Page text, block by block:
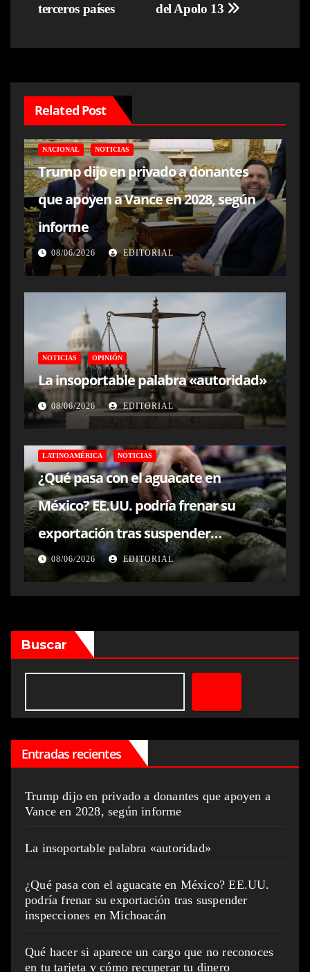
del Apolo 13
terceros países
Related Post
NACIONAL NOTICIAS
Trump dijo en privado a donantes
que apoyen a Vance en 2028, según
informe
08/06/2026 EDITORIAL
NOTICIAS OPINIÓN
La insoportable palabra «autoridad»
08/06/2026 EDITORIAL
LATINOAMÉRICA NOTICIAS
¿Qué pasa con el aguacate en
México? EE.UU. podría frenar su
exportación tras suspender
inspecciones en Michoacán
08/06/2026 EDITORIAL
Buscar
Entradas recientes
Trump dijo en privado a donantes que apoyen a
Vance en 2028, según informe
La insoportable palabra «autoridad»
¿Qué pasa con el aguacate en México? EE.UU.
podría frenar su exportación tras suspender
inspecciones en Michoacán
Qué hacer si aparece un cargo que no reconoces
en tu tarjeta y cómo recuperar tu dinero